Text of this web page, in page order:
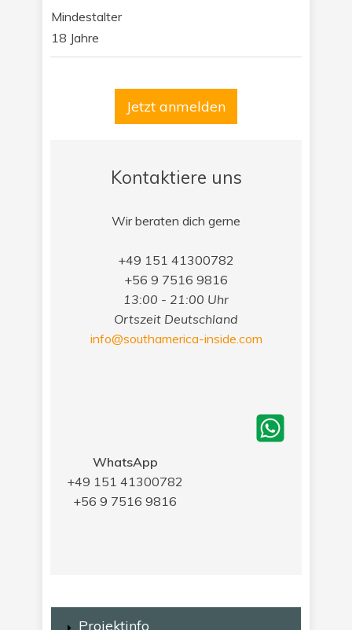
Mindestalter
18 Jahre
Jetzt anmelden
Kontaktiere uns
Wir beraten dich gerne
+49 151 41300782
+56 9 7516 9816
13:00 - 21:00 Uhr
Ortszeit Deutschland
info@southamerica-inside.com
WhatsApp
+49 151 41300782
+56 9 7516 9816
Projektinfo